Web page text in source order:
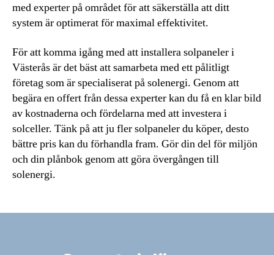
med experter på området för att säkerställa att ditt
system är optimerat för maximal effektivitet.
För att komma igång med att installera solpaneler i
Västerås är det bäst att samarbeta med ett pålitligt
företag som är specialiserat på solenergi. Genom att
begära en offert från dessa experter kan du få en klar bild
av kostnaderna och fördelarna med att investera i
solceller. Tänk på att ju fler solpaneler du köper, desto
bättre pris kan du förhandla fram. Gör din del för miljön
och din plånbok genom att göra övergången till
solenergi.